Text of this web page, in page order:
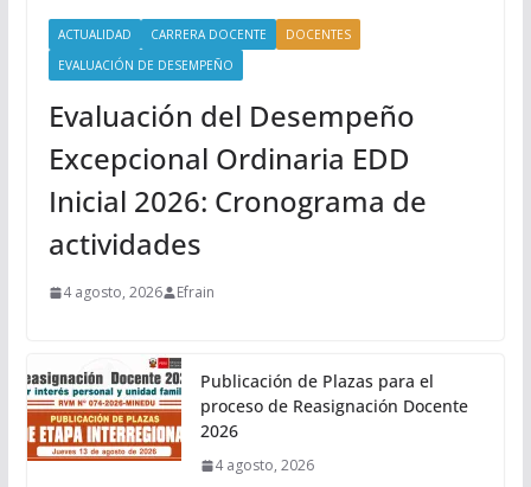
ACTUALIDAD CARRERA DOCENTE
DOCENTES
EVALUACIÓN DE DESEMPEÑO
Evaluación del Desempeño
Excepcional Ordinaria EDD
Inicial 2026: Cronograma de
actividades
4 agosto, 2026 Efrain
Publicación de Plazas para el
proceso de Reasignación Docente
2026
4 agosto, 2026